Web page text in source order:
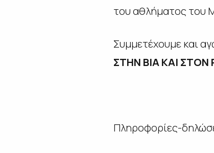
του αθλήματος του
Συμμετέχουμε και
ΣΤΗΝ ΒΙΑ ΚΑΙ ΣΤΟΝ
Πληροφορίες-